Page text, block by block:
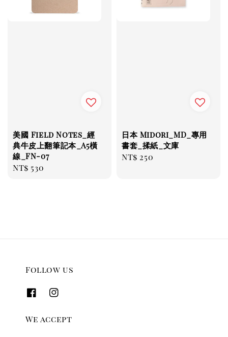
美國 Field Notes_經
典牛皮上翻筆記本_A5橫
線_FN-07
Regular
NT$ 530
日本 Midori_MD_專用
書套_揉紙_文庫
Regular
NT$ 250
Follow us
We accept